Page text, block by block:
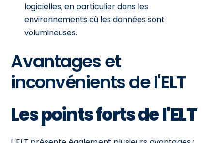
logicielles, en particulier dans les
environnements où les données sont
volumineuses.
Avantages et
inconvénients de l'ELT
Les points forts de l'ELT